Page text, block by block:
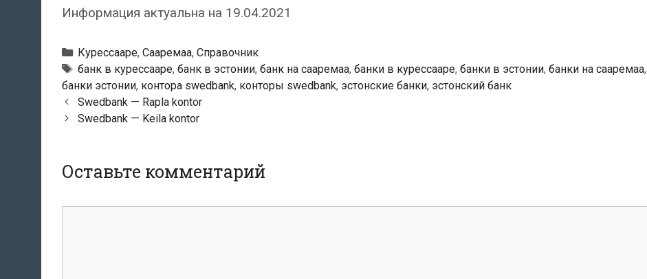
Информация актуальна на 19.04.2021
Рубрики
Курессааре, Сааремаа, Справочник
Тэги
банк в курессааре, банк в эстонии, банк на сааремаа, банки в курессааре, банки в эстонии, банки на сааремаа,
банки эстонии, контора swedbank, конторы swedbank, эстонские банки, эстонский банк
Навигация
по
Swedbank — Rapla kontor
Swedbank — Keila kontor
Оставьте комментарий